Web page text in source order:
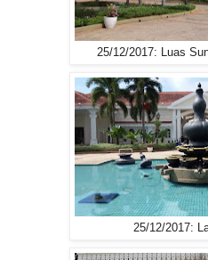
25/12/2017: Luas
25/12/2017: